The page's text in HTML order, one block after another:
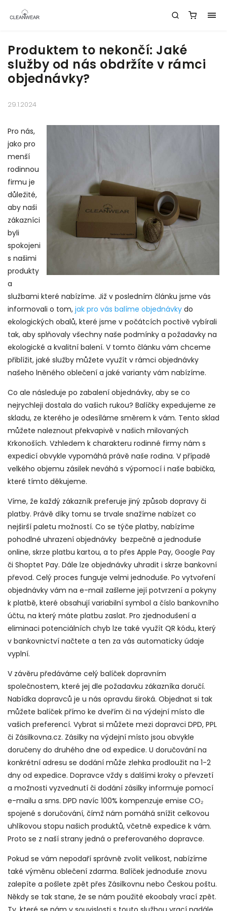
Produktem to nekončí: Jaké
služby od nás obdržíte v rámci
objednávky?
29.1.2024
Pro nás,
jako pro
menší
rodinnou
firmu je
důležité,
aby naši
zákazníci
byli
spokojeni
s našimi
produkty
a
službami které nabízíme. Již v posledním článku jsme vás
informovali o tom, jak pro vás balíme objednávky do
ekologických obalů, které jsme v počátcích poctivě vybírali
tak, aby splňovaly všechny naše podmínky a požadavky na
ekologické a kvalitní balení. V tomto článku vám chceme
přiblížit, jaké služby můžete využít v rámci objednávky
našeho lněného oblečení a jaké varianty vám nabízíme.
Co ale následuje po zabalení objednávky, aby se co
nejrychleji dostala do vašich rukou? Balíčky expedujeme ze
skladu, ze kterého je odesíláme směrem k vám. Tento sklad
můžete naleznout překvapivě v našich milovaných
Krkonoších. Vzhledem k charakteru rodinné firmy nám s
expedicí obvykle vypomáhá právě naše rodina. V případě
velkého objemu zásilek neváhá s výpomocí i naše babička,
které tímto děkujeme.
Víme, že každý zákazník preferuje jiný způsob dopravy či
platby. Právě díky tomu se trvale snažíme nabízet co
nejširší paletu možností. Co se týče platby, nabízíme
pohodlné uhrazení objednávky bezpečně a jednoduše
online, skrze platbu kartou, a to přes Apple Pay, Google Pay
či Shoptet Pay. Dále lze objednávky uhradit i skrze bankovní
převod. Celý proces funguje velmi jednoduše. Po vytvoření
objednávky vám na e-mail zašleme její potvrzení a pokyny
k platbě, které obsahují variabilní symbol a číslo bankovního
účtu, na který máte platbu zaslat. Pro zjednodušení a
eliminaci potenciálních chyb lze také využít QR kódu, který
v bankovnictví načtete a ten za vás automaticky údaje
vyplní.
V závěru předáváme celý balíček dopravním
společnostem, které jej dle požadavku zákazníka doručí.
Nabídka dopravců je u nás opravdu široká. Objednat si tak
můžete balíček přímo ke dveřím či na výdejní místo dle
vašich preferencí. Vybrat si můžete mezi dopravci DPD, PPL
či Zásilkovna.cz. Zásilky na výdejní místo jsou obvykle
doručeny do druhého dne od expedice. U doručování na
konkrétní adresu se dodání může zlehka prodloužit na 1-2
dny od expedice. Dopravce vždy s dalšími kroky o převzetí
a možnosti vyzvednutí či dodání zásilky informuje pomocí
e-mailu a sms. DPD navíc 100% kompenzuje emise CO₂
spojené s doručování, čímž nám pomáhá snížit celkovou
uhlíkovou stopu našich produktů, včetně expedice k vám.
Proto se z naší strany jedná o preferovaného dopravce.
Pokud se vám nepodaří správně zvolit velikost, nabízíme
také výměnu oblečení zdarma. Balíček jednoduše znovu
zalepíte a pošlete zpět přes Zásilkovnu nebo Českou poštu.
Někdy se tak stane, že se nám použité ekoobaly vrací zpět.